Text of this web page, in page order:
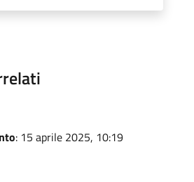
: 15 aprile 2025, 10:19